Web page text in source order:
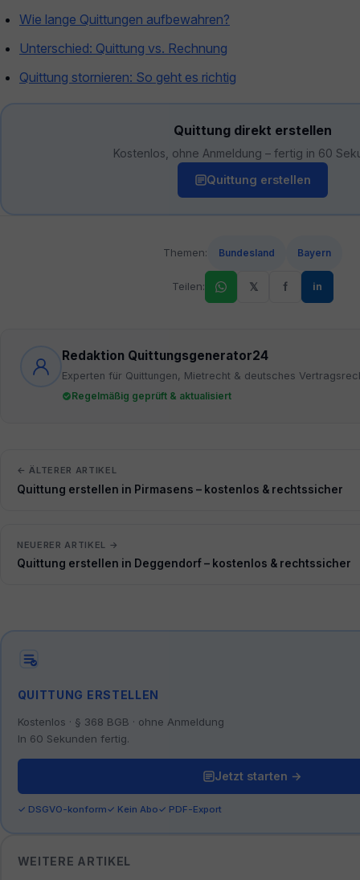
Wie lange Quittungen aufbewahren?
Unterschied: Quittung vs. Rechnung
Quittung stornieren: So geht es richtig
Quittung direkt erstellen
Kostenlos, ohne Anmeldung – fertig in 60
Quittung erstellen
Themen: Bundesland Bayern
Teilen: 𝕏 f in
Redaktion Quittungsgenerator24
Experten für Quittungen, Mietrecht & deutsches
Regelmäßig geprüft & aktualisiert
← ÄLTERER ARTIKEL
Quittung erstellen in Pirmasens – kostenlos & rechtssicher
NEUERER ARTIKEL →
Quittung erstellen in Deggendorf – kostenlos & rechtssicher
QUITTUNG ERSTELLEN
Kostenlos · § 368 BGB · ohne Anmeldung
In 60 Sekunden fertig.
Jetzt starten →
✓ DSGVO-konform✓ Kein Abo✓ PDF-Export
WEITERE ARTIKEL